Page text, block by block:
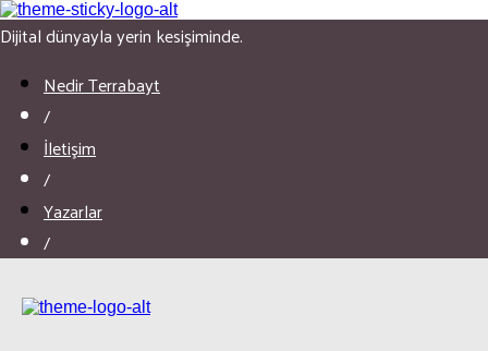
Dijital dünyayla yerin kesişiminde.
Nedir Terrabayt
/
İletişim
/
Yazarlar
/